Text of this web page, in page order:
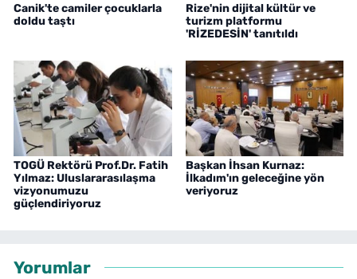
Canik'te camiler çocuklarla
doldu taştı
Rize'nin dijital kültür ve
turizm platformu
'RİZEDESİN' tanıtıldı
TOGÜ Rektörü Prof.Dr. Fatih
Yılmaz: Uluslararasılaşma
vizyonumuzu
güçlendiriyoruz
Başkan İhsan Kurnaz:
İlkadım'ın geleceğine yön
veriyoruz
Yorumlar